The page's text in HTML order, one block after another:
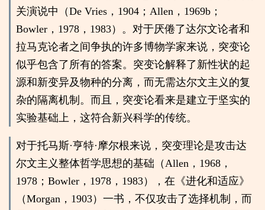
关演说中（De Vries，1904；Allen，1969b；
Bowler，1978，1983）。对于厌倦了达尔文论者和
拉马克论者之间争执的许多博物学家来说，突变论
似乎包含了所有的答案。突变论解释了新性状的起
源和新变异及物种的分离，而无需达尔文主义的复
杂的隔离机制。而且，突变论看来是建立于坚实的
实验基础上，这符合新兴科学的传统。
对于托马斯·亨特·摩尔根来说，突变理论是攻击达
尔文主义整体哲学思想的基础（Allen，1968，
1978；Bowler，1978，1983），在《进化和适应》
（Morgan，1903）一书，不仅攻击了选择机制，而